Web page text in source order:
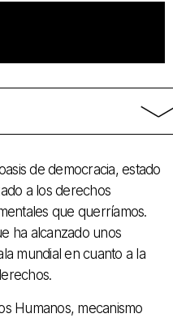
de democracia, estado
a los derechos
que querríamos.
ha alcanzado unos
mundial en cuanto a la
Humanos, mecanismo